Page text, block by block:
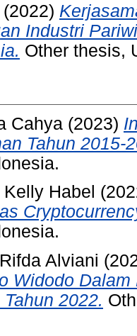
(2022)
Industri
Other thesis,
Cahya (2023)
Tahun 2015-
Habel
Alviani
Widodo
2022.